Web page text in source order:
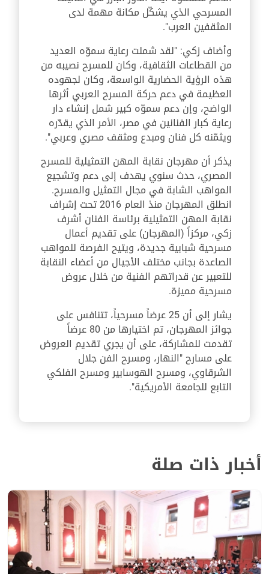
المسرحي الذي يشكّل مكانة مهمة لدى
المثقفين العرب".
وأضاف زكي: "لقد شملت رعاية سموّه العديد
من القطاعات الثقافية، وكان للمسرح نصيبه من
هذه الرؤية الحضارية الواسعة، وكان لجهوده
العظيمة في دعم حركة المسرح العربي أثرها
الواضح، وإن دعم سموّه كبير شمل إنشاء دار
رعاية كبار الفنانين في مصر، الأمر الذي يقدّره
ويثمّنه كل فنان ومبدع ومثقف مصري وعربي".
يذكر أن مهرجان نقابة المهن التمثيلية للمسرح
المصري، حدث سنوي يهدف إلى دعم وتشجيع
المواهب الشابة في مجال التمثيل والمسرح.
انطلق المهرجان منذ العام 2016 تحت إشراف
نقابة المهن التمثيلية برئاسة الفنان أشرف
زكي، مركزاً (المهرجان) على تقديم أعمال
مسرحية شبابية جديدة، ويتيح الفرصة للمواهب
الصاعدة بجانب مختلف الأجيال من أعضاء النقابة
للتعبير عن قدراتهم الفنية من خلال عروض
مسرحية مميزة.
يشار إلى أن 25 عرضاً مسرحياً، تتنافس على
جوائز المهرجان، تم اختيارها من 80 عرضاً
تقدمت للمشاركة، على أن يجري تقديم العروض
على مسارح "النهار، ومسرح الفن جلال
الشرقاوي، ومسرح الهوسابير ومسرح الفلكي
التابع للجامعة الأمريكية".
أخبار ذات صلة